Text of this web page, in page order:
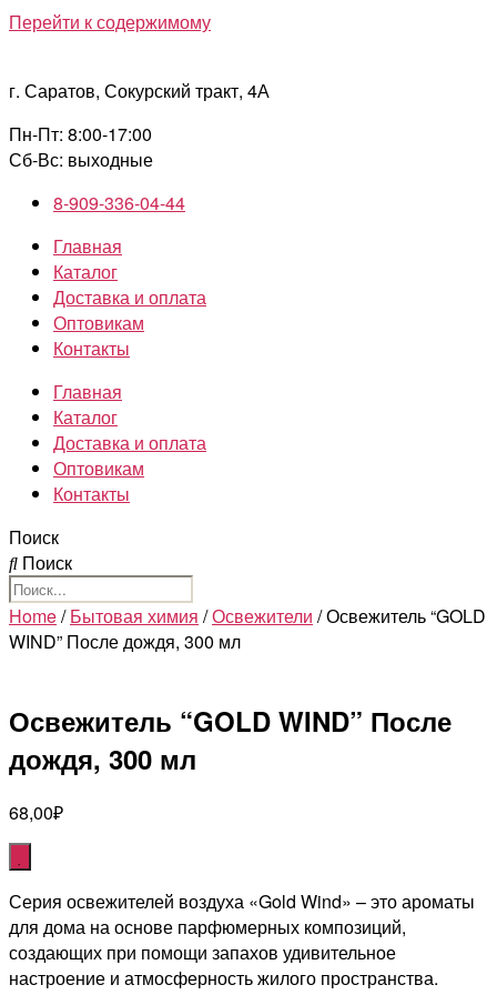
Перейти к содержимому
г. Саратов, Сокурский тракт, 4А
Пн-Пт: 8:00-17:00
Сб-Вс: выходные
8-909-336-04-44
Главная
Каталог
Доставка и оплата
Оптовикам
Контакты
Главная
Каталог
Доставка и оплата
Оптовикам
Контакты
Поиск
Поиск
Home/Бытовая химия /Освежители / Освежитель “GOLD
WIND” После дождя, 300 мл
Освежитель “GOLD WIND” После
дождя, 300 мл
68,00₽
Серия освежителей воздуха «Gold Wind» – это ароматы
для дома на основе парфюмерных композиций,
создающих при помощи запахов удивительное
настроение и атмосферность жилого пространства.